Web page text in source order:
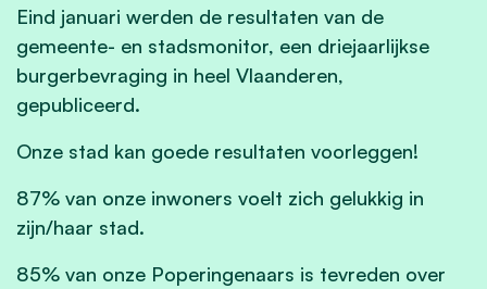
Eind januari werden de resultaten van de
gemeente- en stadsmonitor, een driejaarlijkse
burgerbevraging in heel Vlaanderen,
gepubliceerd.
Onze stad kan goede resultaten voorleggen!
87% van onze inwoners voelt zich gelukkig in
zijn/haar stad.
85% van onze Poperingenaars is tevreden over